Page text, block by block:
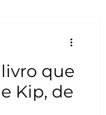
que
Kip, de